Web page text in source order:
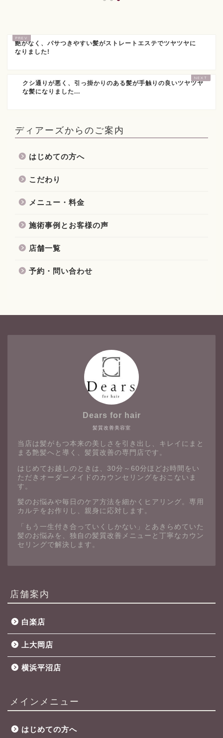
艶がなく、パサつきやすい髪がストレートエステでツヤツヤに
なりました!
クシ通りが悪く、引っ掛かりのある髪が手触りの良いツヤツヤ
な髪になりました...
ディアーズからのご案内
はじめての方へ
こだわり
メニュー・料金
施術事例とお客様の声
店舗一覧
予約・問い合わせ
髪質改善美容室
Dears for hair
当店は髪がもつ本来の美しさを引き出し、キレイにまと
まる艶髪へと導く、髪質改善の専門店です。
はじめてお越しのときは、30分～60分ほどお時間をい
ただきオーダーメイドのカウンセリングをおこないま
す。
髪のお悩みや毎日のケア方法を細かくヒアリング。専用
カルテをお作りし、親身に応対します。
「もう一生付き合っていくしかない」とあきらめていた
髪のお悩みを、独自の髪質改善メニューと丁寧なカウン
セリングで解決します。
店舗案内
白楽店
上大岡店
横浜平沼店
メインメニュー
はじめての方へ